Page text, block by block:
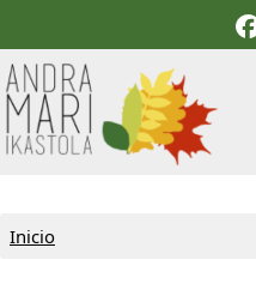
Pasar al contenido principal
Inicio